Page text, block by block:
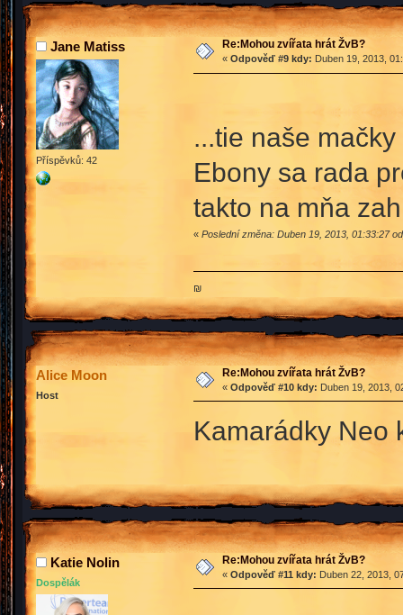
Jane Matiss
Příspěvků: 42
Re:Mohou zvířata hrát ŽvB?
« Odpověď #9 kdy: Duben 19, 2013,
...tie naše
Ebony sa rada
takto na mňa
« Poslední změna: Duben 19, 2013, 01:33:27
₪
Alice Moon
Host
Re:Mohou zvířata hrát ŽvB?
« Odpověď #10 kdy: Duben 19, 2013,
Kamarádky Neo
Katie Nolin
Dospělák
Re:Mohou zvířata hrát ŽvB?
« Odpověď #11 kdy: Duben 22, 2013,